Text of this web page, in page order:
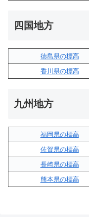
四国地方
徳島県の標高
香川県の標高
九州地方
福岡県の標高
佐賀県の標高
長崎県の標高
熊本県の標高